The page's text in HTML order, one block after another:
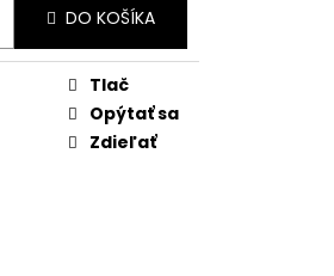
DO KOŠÍKA
Tlač
Opýtať sa
Zdieľať